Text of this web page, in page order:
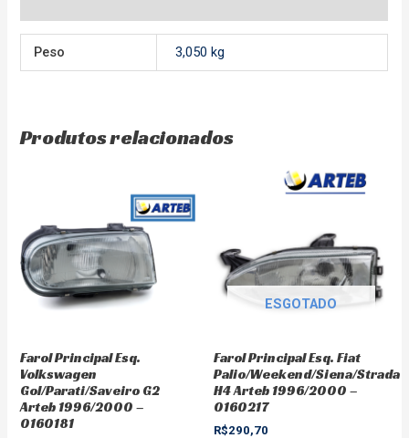
Peso 3,050 kg
Produtos relacionados
Farol Principal Esq.
Volkswagen
Gol/Parati/Saveiro G2
Arteb 1996/2000 –
0160181
ESGOTADO
Farol Principal Esq. Fiat
Palio/Weekend/Siena/Strada
H4 Arteb 1996/2000 –
0160217
R$290,70